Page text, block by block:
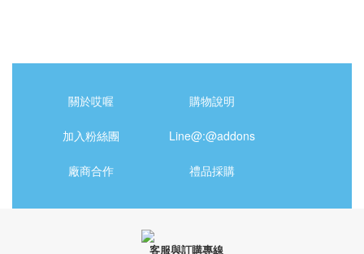
關於哎喔 購物說明
加入粉絲團 Line@:@addons
廠商合作 禮品採購
客服與訂購專線